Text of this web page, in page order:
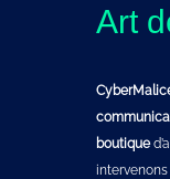
Art
boutique